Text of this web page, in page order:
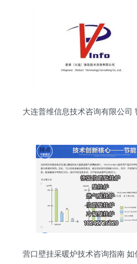
大连普维信息技术咨询有限公司
营口壁挂采暖炉技术咨询指南